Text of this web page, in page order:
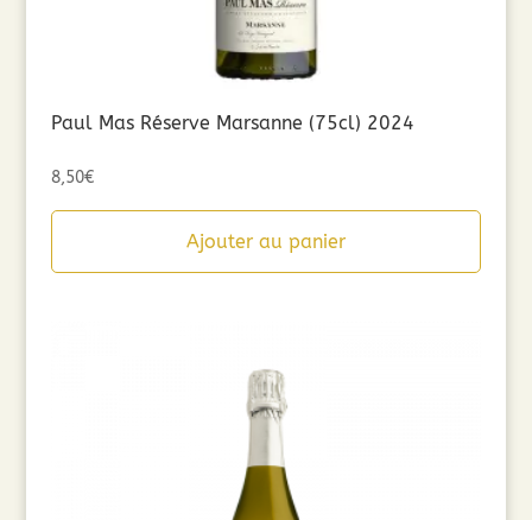
Paul Mas Réserve Marsanne (75cl) 2024
8,50€
Ajouter au panier